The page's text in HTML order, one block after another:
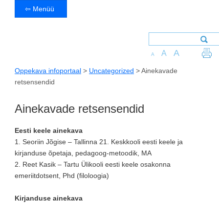
⇦ Menüü
A A A
Oppekava infoportaal > Uncategorized >Ainekavade
retsensendid
Ainekavade retsensendid
Eesti keele ainekava
1. Seoriin Jõgise – Tallinna 21. Keskkooli eesti keele ja
kirjanduse õpetaja, pedagoog-metoodik, MA
2. Reet Kasik – Tartu Ülikooli eesti keele osakonna
emeriitdotsent, Phd (filoloogia)
Kirjanduse ainekava